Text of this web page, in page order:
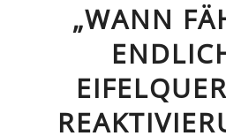
„WANN